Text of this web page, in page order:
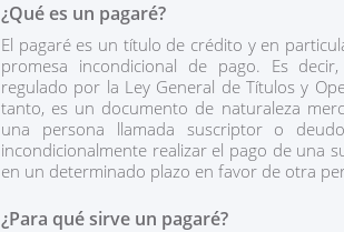
¿Qué es un pagaré?
El pagaré es un título de crédito y en
promesa incondicional de pago. Es
regulado por la Ley General de Títulos y
tanto, es un documento de naturaleza
una persona llamada suscriptor o
incondicionalmente realizar el pago de una
en un determinado plazo en favor de otra
¿Para qué sirve un pagaré?